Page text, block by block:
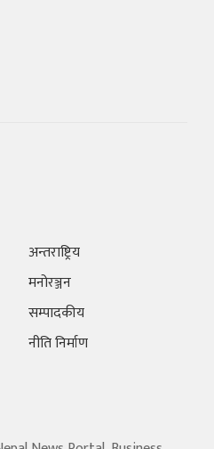
अन्तराष्ट्रिय
मनोरञ्जन
सम्पादकीय
नीति निर्माण